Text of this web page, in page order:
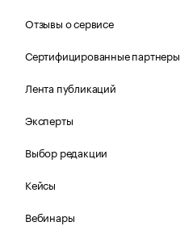
Отзывы о сервисе
Сертифицированные партнеры
Лента публикаций
Эксперты
Выбор редакции
Кейсы
Вебинары